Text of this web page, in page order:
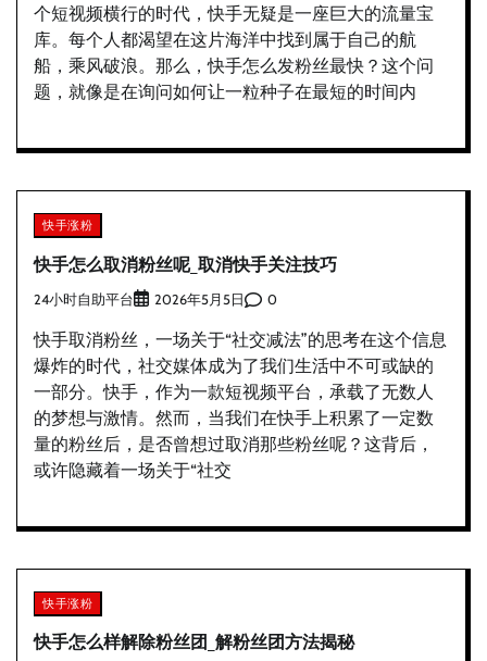
个短视频横行的时代，快手无疑是一座巨大的流量宝
库。每个人都渴望在这片海洋中找到属于自己的航
船，乘风破浪。那么，快手怎么发粉丝最快？这个问
题，就像是在询问如何让一粒种子在最短的时间内
快手涨粉
快手怎么取消粉丝呢_取消快手关注技巧
24小时自助平台 2026年5月5日 0
快手取消粉丝，一场关于“社交减法”的思考在这个信息
爆炸的时代，社交媒体成为了我们生活中不可或缺的
一部分。快手，作为一款短视频平台，承载了无数人
的梦想与激情。然而，当我们在快手上积累了一定数
量的粉丝后，是否曾想过取消那些粉丝呢？这背后，
或许隐藏着一场关于“社交
快手涨粉
快手怎么样解除粉丝团_解粉丝团方法揭秘